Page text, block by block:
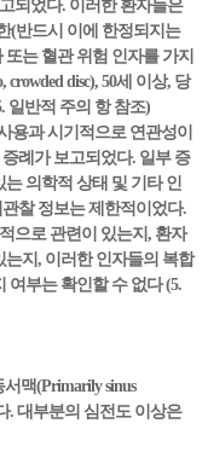
되었다. 이러한 환자들은
(반드시 이에 한정되지는
는 혈관 위험 인자를 가지
disc), 50세 이상, 당
일반적 주의 항 참조)
용과 시기적으로 연관성이
례가 보고되었다. 일부 증
의학적 상태 및 기타 인
찰 정보는 제한적이었다.
으로 관련이 있는지, 환자
지, 이러한 인자들의 복합
여부는 확인할 수 없다 (5.
맥(Primarily sinus
. 대부분의 심전도 이상은